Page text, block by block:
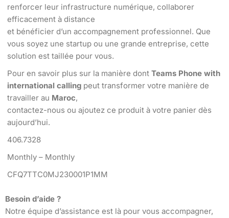
renforcer leur infrastructure numérique, collaborer
efficacement à distance
et bénéficier d’un accompagnement professionnel. Que
vous soyez une startup ou une grande entreprise, cette
solution est taillée pour vous.
Pour en savoir plus sur la manière dont Teams Phone with
international calling peut transformer votre manière de
travailler au Maroc,
contactez-nous ou ajoutez ce produit à votre panier dès
aujourd’hui.
406.7328
Monthly – Monthly
CFQ7TTC0MJ230001P1MM
Besoin d’aide ?
Notre équipe d’assistance est là pour vous accompagner,